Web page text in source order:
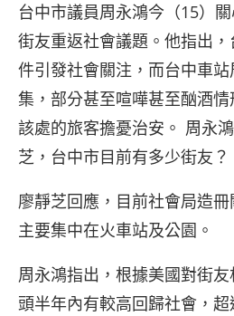
台中市議員周永鴻今（15）
街友重返社會議題。他指出
件引發社會關注，而台中車
集，部分甚至喧嘩甚至酗酒
該處的旅客擔憂治安。 周永
芝，台中市目前有多少街友？
廖靜芝回應，目前社會局造冊
主要集中在火車站及公園。
周永鴻指出，根據美國對街
頭半年內有較高回歸社會，